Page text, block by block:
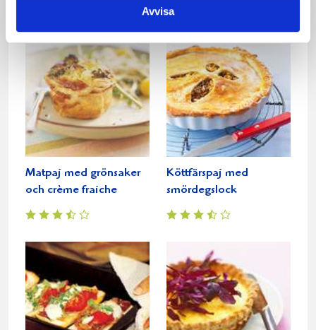
Avvisa
Matpaj med grönsaker
och crème fraiche
Köttfärspaj med
smördegslock